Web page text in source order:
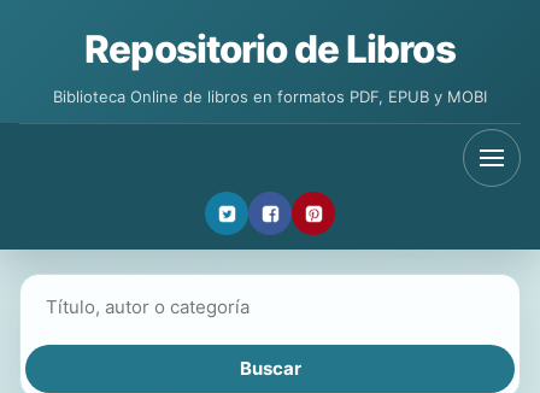
Repositorio de Libros
Biblioteca Online de libros en formatos PDF, EPUB y MOBI